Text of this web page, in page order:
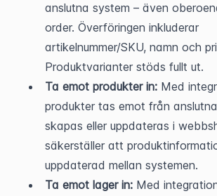
anslutna system – även
order. Överföringen inkluderar
artikelnummer/SKU, namn och
Produktvarianter stöds fullt ut.
Ta emot produkter in: Med
produkter tas emot från
skapas eller uppdateras i
säkerställer att
uppdaterad mellan systemen.
Ta emot lager in: Med